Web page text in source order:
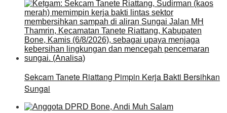
Sekcam Tanete Riattang Pimpin Kerja Bakti Bersihkan
Sungai